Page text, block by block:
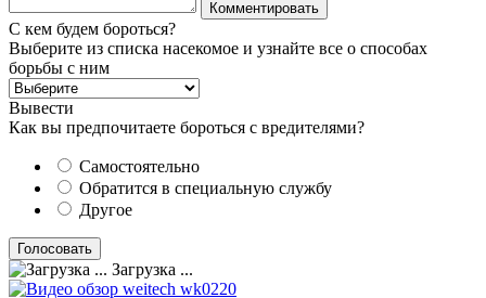
С кем будем бороться?
Выберите из списка насекомое и узнайте все о способах
борьбы с ним
Вывести
Как вы предпочитаете бороться с вредителями?
Самостоятельно
Обратится в специальную службу
Другое
Загрузка ...